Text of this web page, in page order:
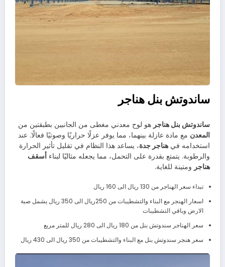
ساندوتش بنل هناجر
ساندوتش بنل هناجر هو لوح معدني مغطى من الجانبين بطبقتين من
المعدن مع مادة عازلة بينهما، مما يوفر عزلًا حراريًا وصوتيًا فعالًا. عند
استخدامه في هناجر جدة، يساعد هذا النظام في تقليل تأثير الحرارة
والرطوبة. يتمتع بقدرة على التحمل، مما يجعله مثاليًا لبناء أسقف
هناجر ومتينة للغاية.
تبداء سعر الهناجر من 130 ريال الى 160 ريال
اسعار الهنجر مع البناء والتشطيبات من 250ريال الى 350 ريال يشمل صبة
الارض وباقي التشطيبات
سعر الهناجر سندوتش بنل من 180 ريال الى 280 ريال للمتر مربع
سعر هنجر سندوتش بنل مع البناء والتشطيبات من 350 ريال الى 430 ريال